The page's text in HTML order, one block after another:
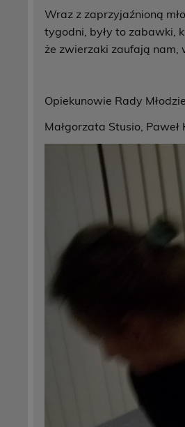
Wraz z zaprzyjaźnioną
tygodni, były to zabawki,
że zwierzaki zaufają
Opiekunowie Rady
Małgorzata Stusio, Paweł